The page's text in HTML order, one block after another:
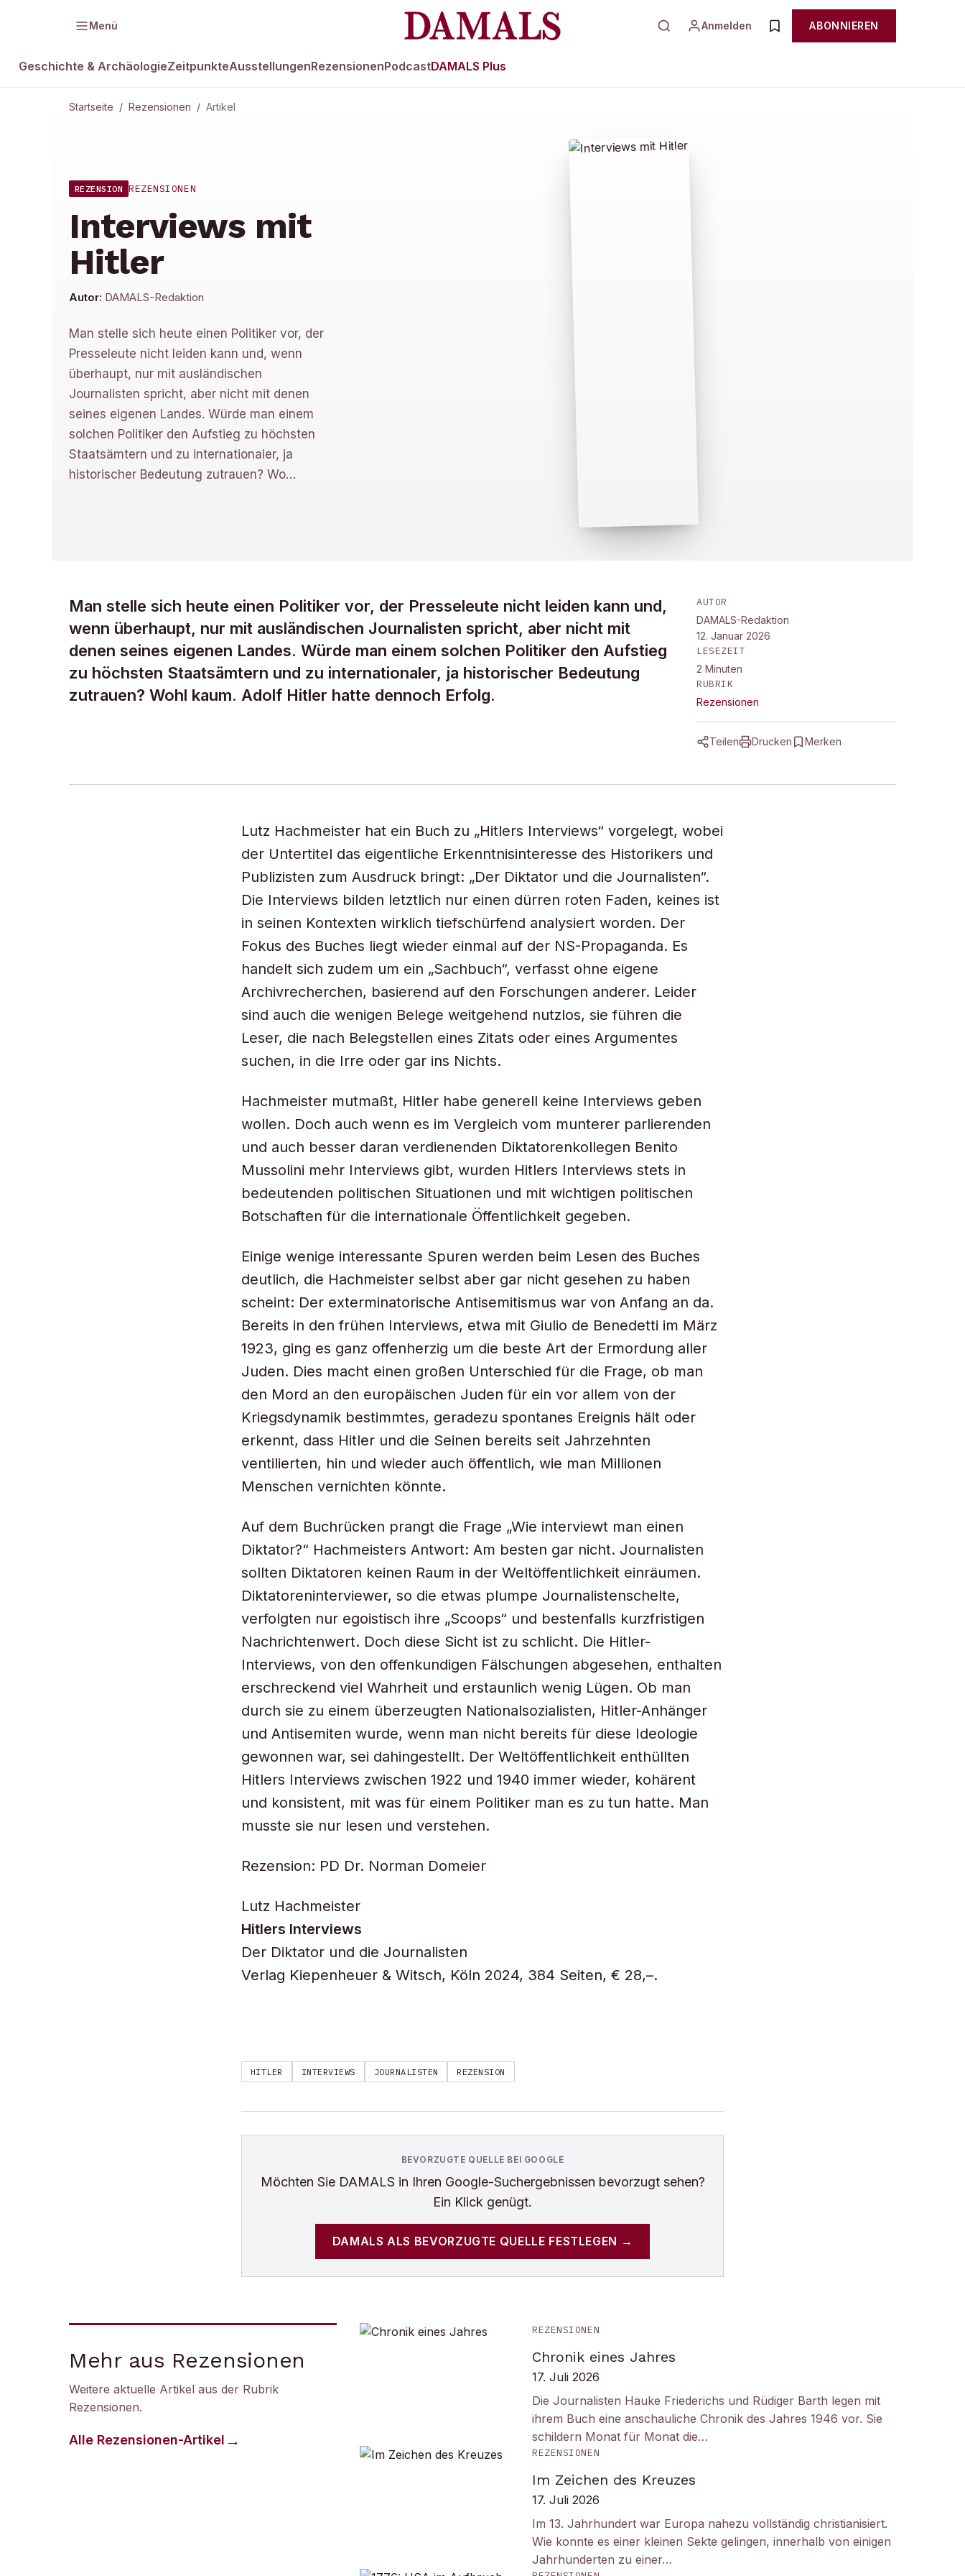
Menü Anmelden ABONNIEREN
Geschichte & ArchäologieZeitpunkteAusstellungenRezensionenPodcastDAMALS Plus
Startseite / Rezensionen / Artikel
REZENSION REZENSIONEN
Interviews mit
Hitler
Autor: DAMALS-Redaktion
Man stelle sich heute einen Politiker vor, der
Presseleute nicht leiden kann und, wenn
überhaupt, nur mit ausländischen
Journalisten spricht, aber nicht mit denen
seines eigenen Landes. Würde man einem
solchen Politiker den Aufstieg zu höchsten
Staatsämtern und zu internationaler, ja
historischer Bedeutung zutrauen? Wo…
Man stelle sich heute einen Politiker vor, der Presseleute nicht leiden kann und,
wenn überhaupt, nur mit ausländischen Journalisten spricht, aber nicht mit
denen seines eigenen Landes. Würde man einem solchen Politiker den Aufstieg
zu höchsten Staatsämtern und zu internationaler, ja historischer Bedeutung
zutrauen? Wohl kaum. Adolf Hitler hatte dennoch Erfolg.
AUTOR
DAMALS-Redaktion
12. Januar 2026
LESEZEIT
2 Minuten
RUBRIK
Rezensionen
Teilen Drucken Merken
Lutz Hachmeister hat ein Buch zu „Hitlers Interviews“ vorgelegt, wobei
der Untertitel das eigentliche Erkenntnisinteresse des Historikers und
Publizisten zum Ausdruck bringt: „Der Diktator und die Journalisten“.
Die Interviews bilden letztlich nur einen dürren roten Faden, keines ist
in seinen Kontexten wirklich tiefschürfend analysiert worden. Der
Fokus des Buches liegt wieder einmal auf der NS-Propaganda. Es
handelt sich zudem um ein „Sachbuch“, verfasst ohne eigene
Archivrecherchen, basierend auf den Forschungen anderer. Leider
sind auch die wenigen Belege weitgehend nutzlos, sie führen die
Leser, die nach Belegstellen eines Zitats oder eines Argumentes
suchen, in die Irre oder gar ins Nichts.
Hachmeister mutmaßt, Hitler habe generell keine Interviews geben
wollen. Doch auch wenn es im Vergleich vom munterer parlierenden
und auch besser daran verdienenden Diktatorenkollegen Benito
Mussolini mehr Interviews gibt, wurden Hitlers Interviews stets in
bedeutenden politischen Situationen und mit wichtigen politischen
Botschaften für die internationale Öffentlichkeit gegeben.
Einige wenige interessante Spuren werden beim Lesen des Buches
deutlich, die Hachmeister selbst aber gar nicht gesehen zu haben
scheint: Der exterminatorische Antisemitismus war von Anfang an da.
Bereits in den frühen Interviews, etwa mit Giulio de Benedetti im März
1923, ging es ganz offenherzig um die beste Art der Ermordung aller
Juden. Dies macht einen großen Unterschied für die Frage, ob man
den Mord an den europäischen Juden für ein vor allem von der
Kriegsdynamik bestimmtes, geradezu spontanes Ereignis hält oder
erkennt, dass Hitler und die Seinen bereits seit Jahrzehnten
ventilierten, hin und wieder auch öffentlich, wie man Millionen
Menschen vernichten könnte.
Auf dem Buchrücken prangt die Frage „Wie interviewt man einen
Diktator?“ Hachmeisters Antwort: Am besten gar nicht. Journalisten
sollten Diktatoren keinen Raum in der Weltöffentlichkeit einräumen.
Diktatoreninterviewer, so die etwas plumpe Journalistenschelte,
verfolgten nur egoistisch ihre „Scoops“ und bestenfalls kurzfristigen
Nachrichtenwert. Doch diese Sicht ist zu schlicht. Die Hitler-
Interviews, von den offenkundigen Fälschungen abgesehen, enthalten
erschreckend viel Wahrheit und erstaunlich wenig Lügen. Ob man
durch sie zu einem überzeugten Nationalsozialisten, Hitler-Anhänger
und Antisemiten wurde, wenn man nicht bereits für diese Ideologie
gewonnen war, sei dahingestellt. Der Weltöffentlichkeit enthüllten
Hitlers Interviews zwischen 1922 und 1940 immer wieder, kohärent
und konsistent, mit was für einem Politiker man es zu tun hatte. Man
musste sie nur lesen und verstehen.
Rezension: PD Dr. Norman Domeier
Lutz Hachmeister
Hitlers Interviews
Der Diktator und die Journalisten
Verlag Kiepenheuer & Witsch, Köln 2024, 384 Seiten, € 28,–.
HITLER INTERVIEWS JOURNALISTEN REZENSION
BEVORZUGTE QUELLE BEI GOOGLE
Möchten Sie DAMALS in Ihren Google-Suchergebnissen bevorzugt sehen?
Ein Klick genügt.
DAMALS ALS BEVORZUGTE QUELLE FESTLEGEN →
Mehr aus Rezensionen
Weitere aktuelle Artikel aus der Rubrik
Rezensionen.
Alle Rezensionen-Artikel
REZENSIONEN
Chronik eines Jahres
17. Juli 2026
Die Journalisten Hauke Friederichs und Rüdiger Barth legen mit
ihrem Buch eine anschauliche Chronik des Jahres 1946 vor. Sie
schildern Monat für Monat die…
REZENSIONEN
Im Zeichen des Kreuzes
17. Juli 2026
Im 13. Jahrhundert war Europa nahezu vollständig christianisiert.
Wie konnte es einer kleinen Sekte gelingen, innerhalb von einigen
Jahrhunderten zu einer…